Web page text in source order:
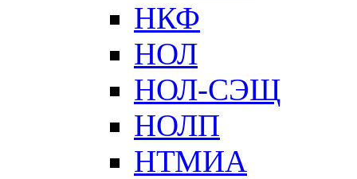
НКФ
НОЛ
НОЛ-СЭЩ
НОЛП
НТМИА